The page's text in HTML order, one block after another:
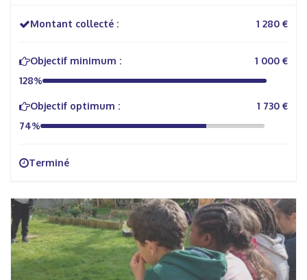
Montant collecté : 1 280 €
Objectif minimum :
1 000 €
128%
Objectif optimum :
1 730 €
74%
Terminé